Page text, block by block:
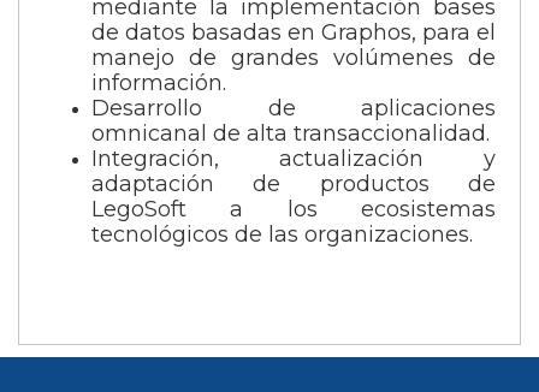
mediante la implementación bases
de datos basadas en Graphos, para el
manejo de grandes volúmenes de
información.
Desarrollo de aplicaciones
omnicanal de alta transaccionalidad.
Integración, actualización y
adaptación de productos de
LegoSoft a los ecosistemas
tecnológicos de las organizaciones.